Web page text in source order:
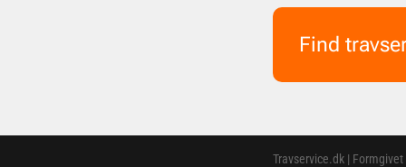
Find
Travservice.dk |